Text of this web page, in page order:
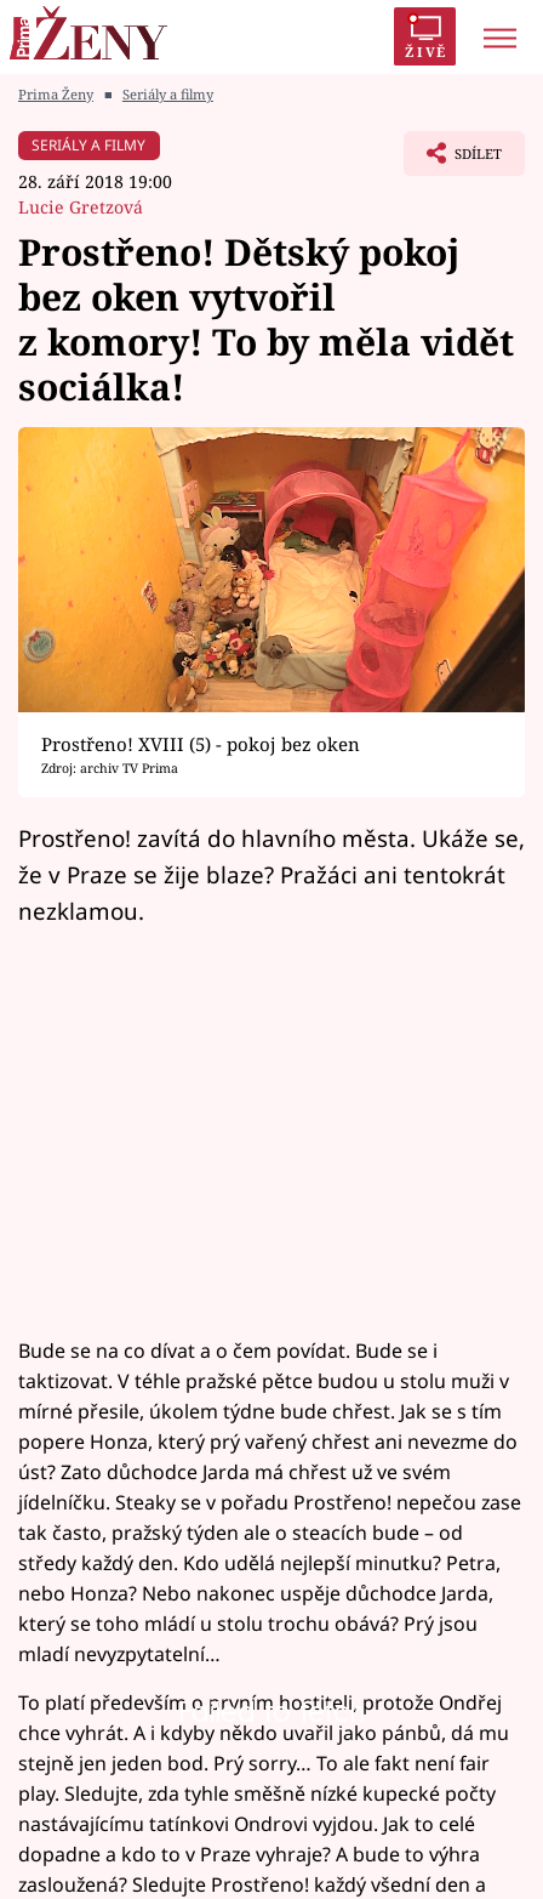
ŽIVĚ
Módní alarm
Témata
Celebrity
Vztahy
Seriály
Horoskopy
Sledujte prima+
Filmový festival Karlovy Vary
Přihlášení
Prima Ženy ■ Seriály a filmy
SERIÁLY A FILMY
28. září 2018 19:00
Lucie Gretzová
SDÍLET
Prostřeno! Dětský pokoj
bez oken vytvořil
z komory! To by měla vidět
sociálka!
Prostřeno! XVIII (5) - pokoj bez oken
Zdroj: archiv TV Prima
Prostřeno! zavítá do hlavního města. Ukáže se,
že v Praze se žije blaze? Pražáci ani tentokrát
nezklamou.
Bude se na co dívat a o čem povídat. Bude se i
taktizovat. V téhle pražské pětce budou u stolu muži v
mírné přesile, úkolem týdne bude chřest. Jak se s tím
popere Honza, který prý vařený chřest ani nevezme do
úst? Zato důchodce Jarda má chřest už ve svém
jídelníčku. Steaky se v pořadu Prostřeno! nepečou zase
tak často, pražský týden ale o steacích bude – od
středy každý den. Kdo udělá nejlepší minutku? Petra,
nebo Honza? Nebo nakonec uspěje důchodce Jarda,
který se toho mládí u stolu trochu obává? Prý jsou
mladí nevyzpytatelní…
Failed to fetch
To platí především o prvním hostiteli, protože Ondřej
chce vyhrát. A i kdyby někdo uvařil jako pánbů, dá mu
stejně jen jeden bod. Prý sorry… To ale fakt není fair
play. Sledujte, zda tyhle směšně nízké kupecké počty
nastávajícímu tatínkovi Ondrovi vyjdou. Jak to celé
dopadne a kdo to v Praze vyhraje? A bude to výhra
zasloužená? Sledujte Prostřeno! každý všední den a